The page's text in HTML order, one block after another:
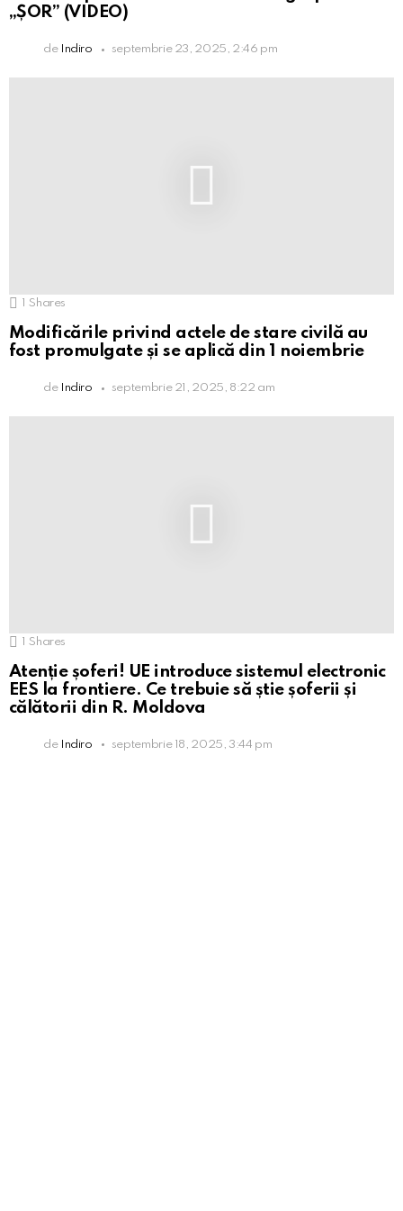
„ȘOR” (VIDEO)
de Indiro septembrie 23, 2025, 2:46 pm
Shares
Modificările privind actele de stare civilă au
fost promulgate și se aplică din 1 noiembrie
de Indiro septembrie 21, 2025, 8:22 am
Shares
Atenție șoferi! UE introduce sistemul electronic
EES la frontiere. Ce trebuie să știe șoferii și
călătorii din R. Moldova
de Indiro septembrie 18, 2025, 3:44 pm